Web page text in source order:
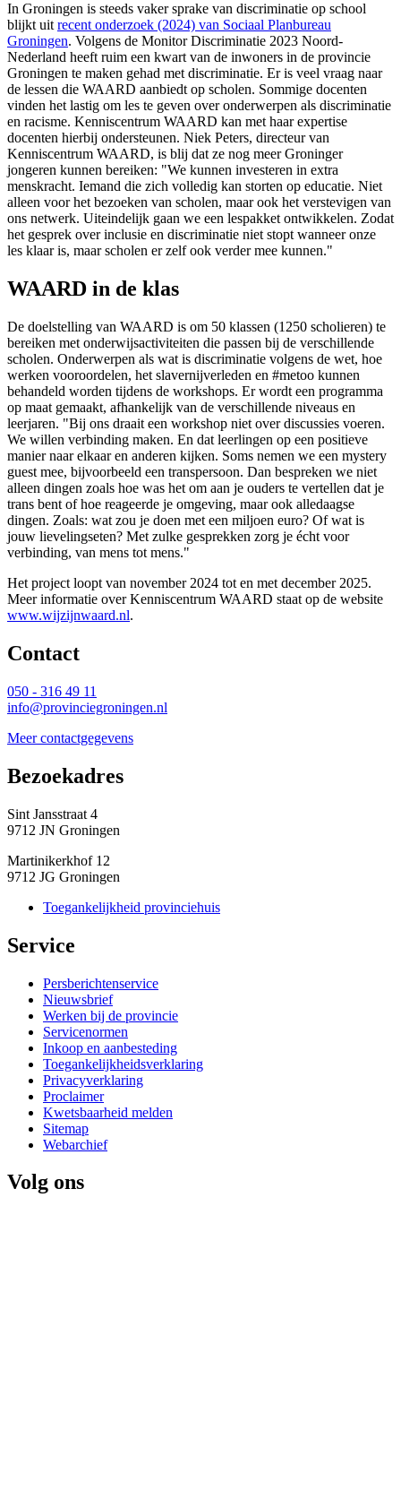
In Groningen is steeds vaker sprake van discriminatie op school
blijkt uit recent onderzoek (2024) van Sociaal Planbureau
Groningen. Volgens de Monitor Discriminatie 2023 Noord-
Nederland heeft ruim een kwart van de inwoners in de provincie
Groningen te maken gehad met discriminatie. Er is veel vraag naar
de lessen die WAARD aanbiedt op scholen. Sommige docenten
vinden het lastig om les te geven over onderwerpen als discriminatie
en racisme. Kenniscentrum WAARD kan met haar expertise
docenten hierbij ondersteunen. Niek Peters, directeur van
Kenniscentrum WAARD, is blij dat ze nog meer Groninger
jongeren kunnen bereiken: "We kunnen investeren in extra
menskracht. Iemand die zich volledig kan storten op educatie. Niet
alleen voor het bezoeken van scholen, maar ook het verstevigen van
ons netwerk. Uiteindelijk gaan we een lespakket ontwikkelen. Zodat
het gesprek over inclusie en discriminatie niet stopt wanneer onze
les klaar is, maar scholen er zelf ook verder mee kunnen."
WAARD in de klas
De doelstelling van WAARD is om 50 klassen (1250 scholieren) te
bereiken met onderwijsactiviteiten die passen bij de verschillende
scholen. Onderwerpen als wat is discriminatie volgens de wet, hoe
werken vooroordelen, het slavernijverleden en #metoo kunnen
behandeld worden tijdens de workshops. Er wordt een programma
op maat gemaakt, afhankelijk van de verschillende niveaus en
leerjaren. "Bij ons draait een workshop niet over discussies voeren.
We willen verbinding maken. En dat leerlingen op een positieve
manier naar elkaar en anderen kijken. Soms nemen we een mystery
guest mee, bijvoorbeeld een transpersoon. Dan bespreken we niet
alleen dingen zoals hoe was het om aan je ouders te vertellen dat je
trans bent of hoe reageerde je omgeving, maar ook alledaagse
dingen. Zoals: wat zou je doen met een miljoen euro? Of wat is
jouw lievelingseten? Met zulke gesprekken zorg je écht voor
verbinding, van mens tot mens."
Het project loopt van november 2024 tot en met december 2025.
Meer informatie over Kenniscentrum WAARD staat op de website
www.wijzijnwaard.nl.
Contact
050 - 316 49 11
info@provinciegroningen.nl
Meer contactgegevens
Bezoekadres
Sint Jansstraat 4
9712 JN Groningen
Martinikerkhof 12
9712 JG Groningen
Toegankelijkheid provinciehuis
Service
Persberichtenservice
Nieuwsbrief
Werken bij de provincie
Servicenormen
Inkoop en aanbesteding
Toegankelijkheidsverklaring
Privacyverklaring
Proclaimer
Kwetsbaarheid melden
Sitemap
Webarchief
Volg ons